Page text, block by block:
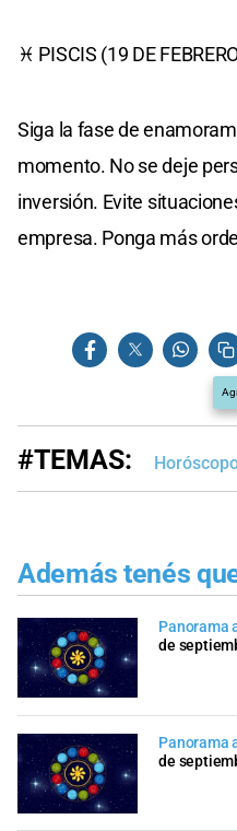
♓ PISCIS (19 DE
Siga la fase de
momento. No se deje
inversión. Evite
empresa. Ponga más
#TEMAS:
Además tenés
Panorama
de
Panorama
de